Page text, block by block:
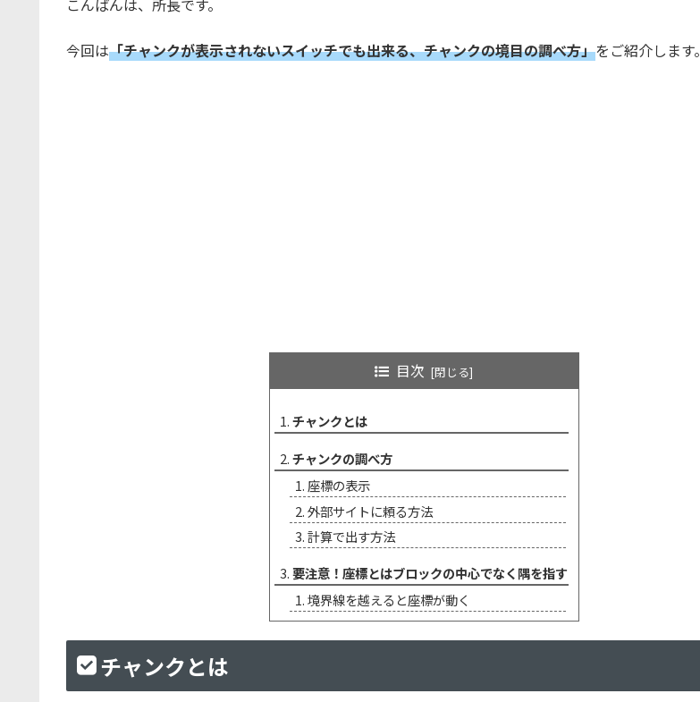
こんばんは、所長です。
今回は「チャンクが表示されないスイッチでも出来る、チャンクの境目の調べ方」をご紹介します。
目次
チャンクとは
チャンクの調べ方
座標の表示
外部サイトに頼る方法
計算で出す方法
要注意！座標とはブロックの中心でなく隅を指す
境界線を越えると座標が動く
チャンクとは